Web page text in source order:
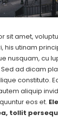
sit amet,
his utinam
nusquam, cu
ad dicam
constituto.
aliquip
eos et.
tollit